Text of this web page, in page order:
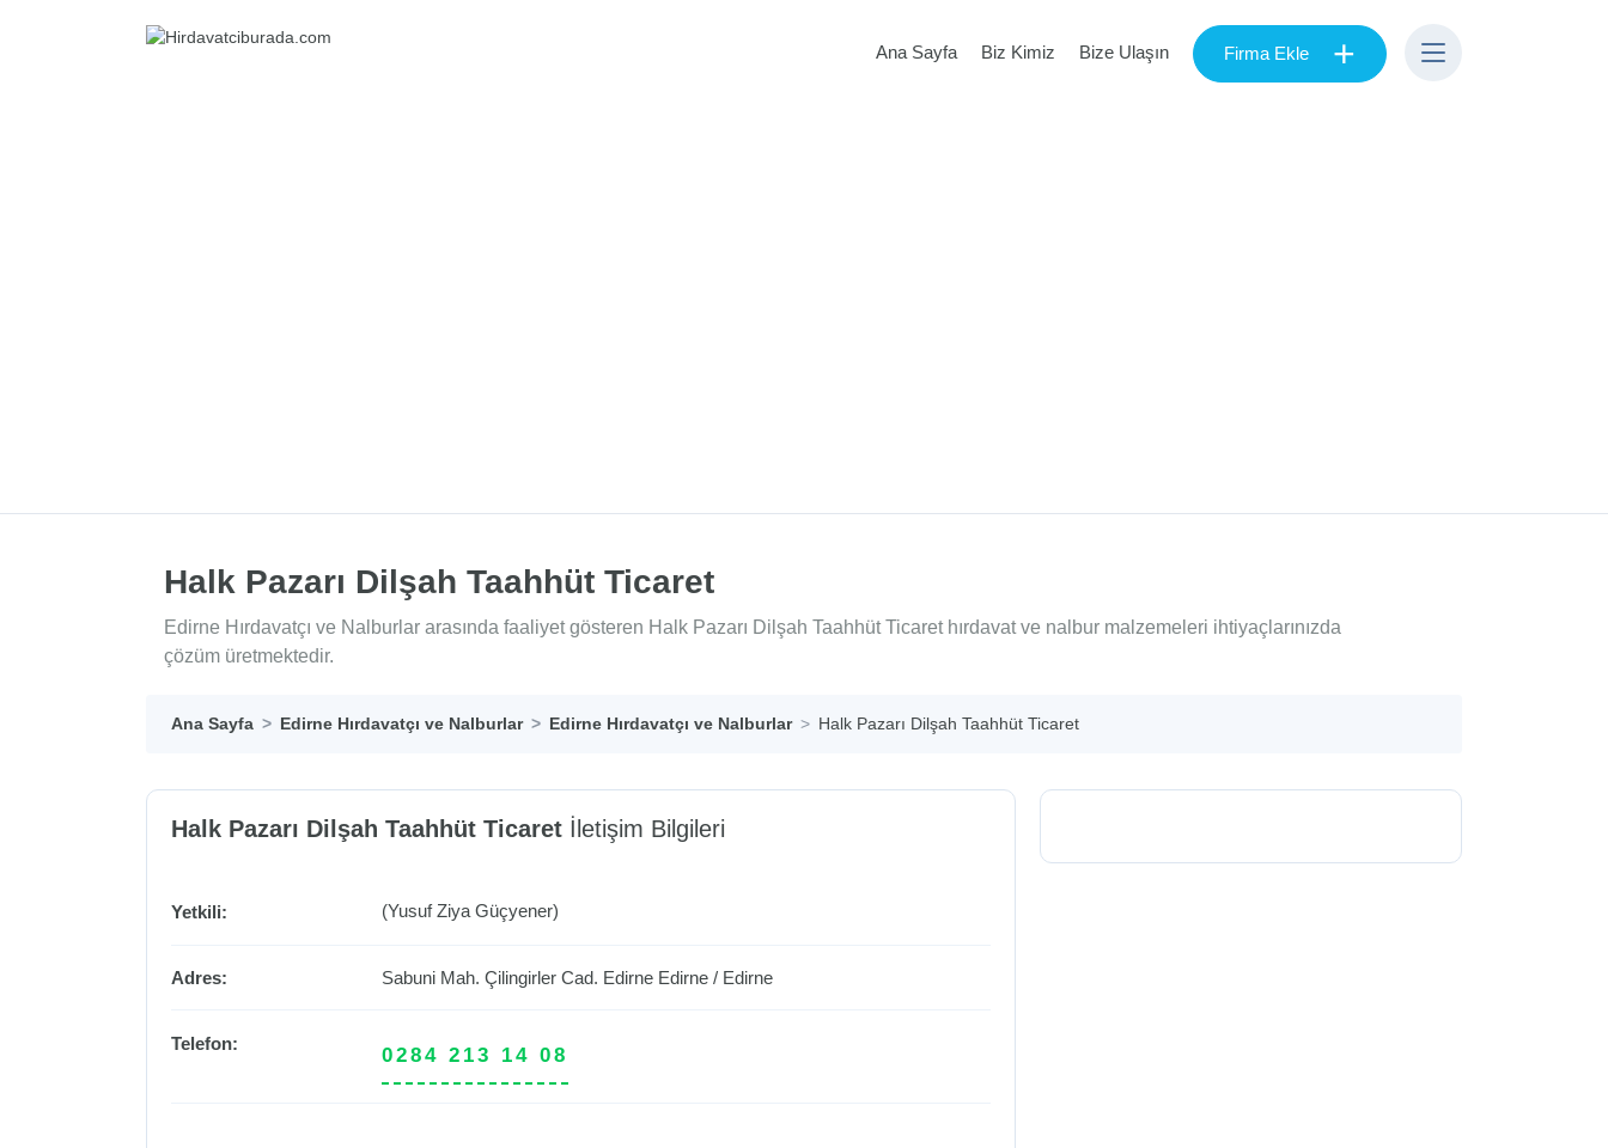
Ana Sayfa Biz Kimiz Bize Ulaşın Firma Ekle +
Halk Pazarı Dilşah Taahhüt Ticaret
Edirne Hırdavatçı ve Nalburlar arasında faaliyet gösteren Halk Pazarı Dilşah Taahhüt Ticaret hırdavat ve nalbur malzemeleri ihtiyaçlarınızda
çözüm üretmektedir.
Ana Sayfa Edirne Hırdavatçı ve Nalburlar Edirne Hırdavatçı ve Nalburlar Halk Pazarı Dilşah Taahhüt Ticaret
Halk Pazarı Dilşah Taahhüt Ticaret İletişim Bilgileri
Yetkili: (Yusuf Ziya Güçyener)
Adres: Sabuni Mah. Çilingirler Cad. Edirne Edirne / Edirne
Telefon:
0284 213 14 08